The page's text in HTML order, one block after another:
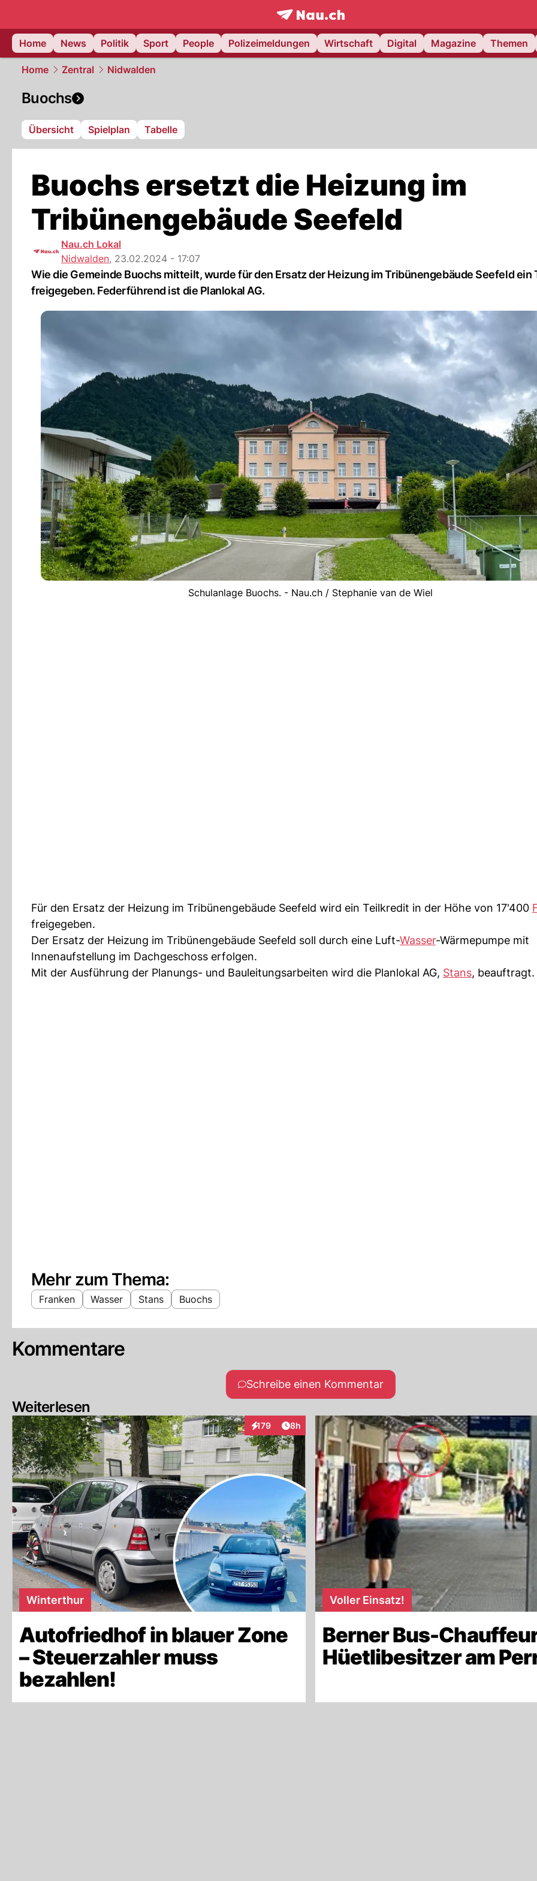
frontpage.NAU.ch
Home
News Politik Sport People Polizeimeldungen Wirtschaft Digital Magazine Themen
Home Zentral Nidwalden
Buochs
Übersicht Spielplan Tabelle
Buochs ersetzt die Heizung im
Tribünengebäude Seefeld
Nau.ch Lokal
Nidwalden, 23.02.2024 - 17:07
Wie die Gemeinde Buochs mitteilt, wurde für den Ersatz der Heizung im Tribünengebäude Seefeld ein
freigegeben. Federführend ist die Planlokal AG.
Schulanlage Buochs. - Nau.ch / Stephanie van de Wiel
Für den Ersatz der Heizung im Tribünengebäude Seefeld wird ein Teilkredit in der Höhe von 17'400
freigegeben.
Der Ersatz der Heizung im Tribünengebäude Seefeld soll durch eine Luft-Wasser-Wärmepumpe mit
Innenaufstellung im Dachgeschoss erfolgen.
Mit der Ausführung der Planungs- und Bauleitungsarbeiten wird die Planlokal AG, Stans, beauftragt.
Mehr zum Thema:
Franken Wasser Stans Buochs
Kommentare
Schreibe einen Kommentar
Weiterlesen
179
InteraktionenArtikel veröffentlicht:
8h
Winterthur
Autofriedhof in blauer Zone
– Steuerzahler muss
bezahlen!
Voller Einsatz!
Berner Bus-
Hüetlibesitzer am